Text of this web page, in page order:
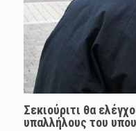
Σεκιούριτι θα
υπαλλήλους του